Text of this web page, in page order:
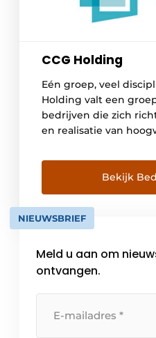
CCG Holding
Eén groep, veel
Holding valt een
bedrijven die zich
en realisatie van
Daarbij ligt de focus
biotech en
werken autonoom
mogelijk hun
vaardigheden voor uw
Bekijk
NIEUWSBRIEF
Meld u aan om
ontvangen.